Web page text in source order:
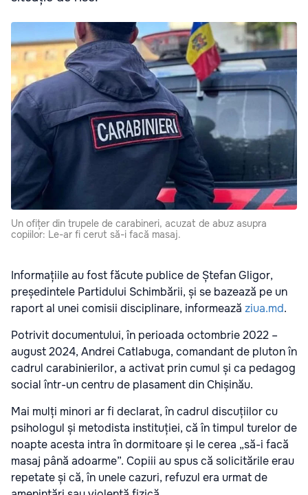
Un ofițer din trupele de carabineri, acuzat de abuz asupra
copiilor: Le-ar fi cerut să-i facă masaj.
Informațiile au fost făcute publice de Ștefan Gligor,
președintele Partidului Schimbării, și se bazează pe un
raport al unei comisii disciplinare, informează ziua.md.
Potrivit documentului, în perioada octombrie 2022 –
august 2024, Andrei Catlabuga, comandant de pluton în
cadrul carabinierilor, a activat prin cumul și ca pedagog
social într-un centru de plasament din Chișinău.
Mai mulți minori ar fi declarat, în cadrul discuțiilor cu
psihologul și metodista instituției, că în timpul turelor de
noapte acesta intra în dormitoare și le cerea „să-i facă
masaj până adoarme”. Copiii au spus că solicitările erau
repetate și că, în unele cazuri, refuzul era urmat de